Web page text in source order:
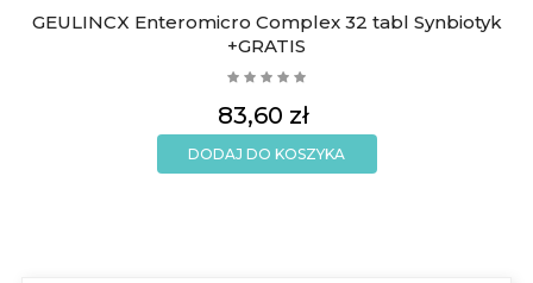
GEULINCX Enteromicro Complex 32 tabl Synbiotyk
+GRATIS
Cena
83,60 zł
DODAJ DO KOSZYKA